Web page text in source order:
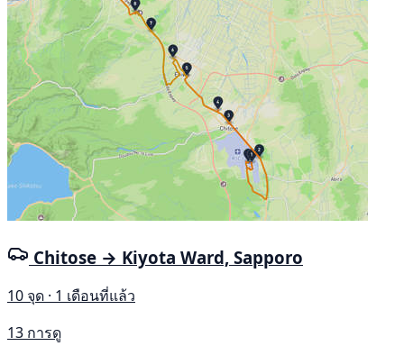
Chitose → Kiyota Ward, Sapporo
10 จุด · 1 เดือนที่แล้ว
13 การดู